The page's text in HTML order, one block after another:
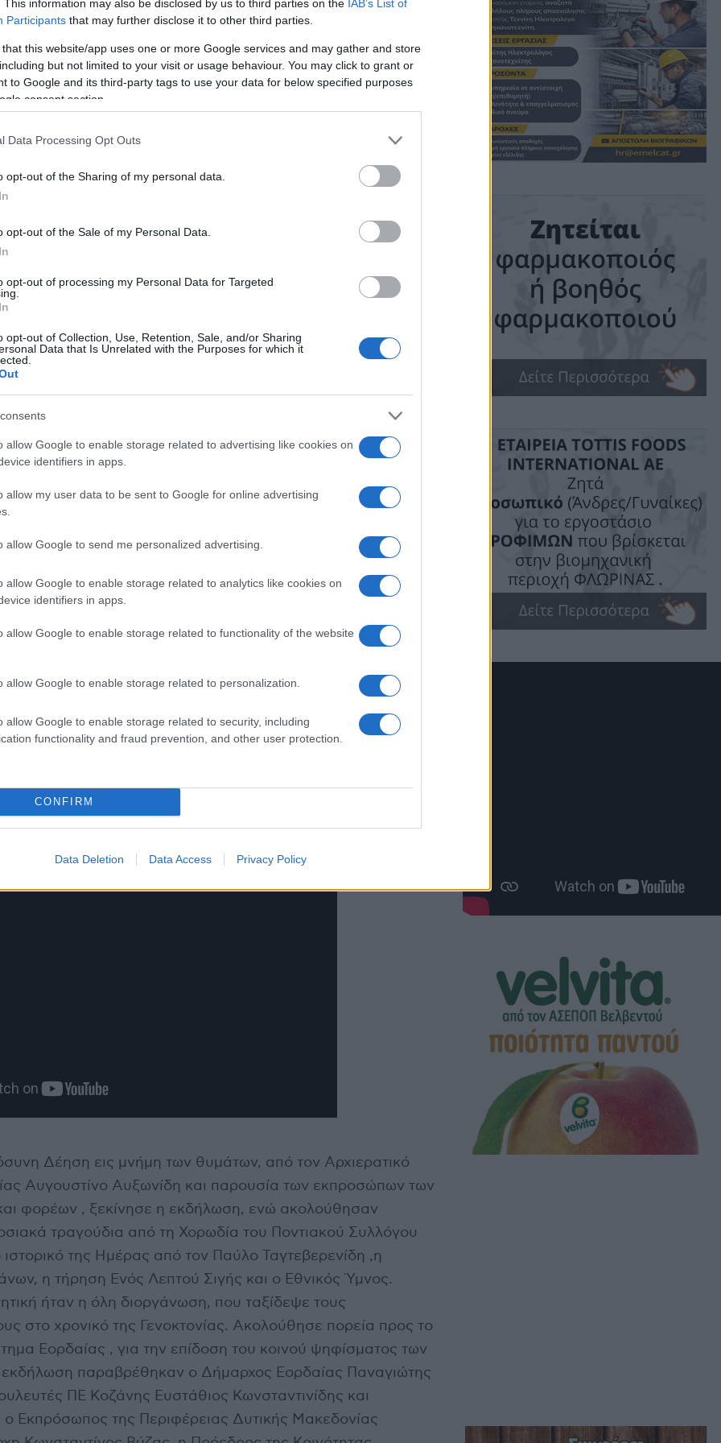
This information may also be disclosed by us to third parties on the IAB’s List of
Participants that may further disclose it to other third parties.
that this website/app uses one or more Google services and may gather and store
but not limited to your visit or usage behaviour. You may click to grant or
to Google and its third-party tags to use your data for below specified purposes
consent section.
Data Processing Opt Outs
opt-out of the Sharing of my personal data.
opt-out of the Sale of my Personal Data.
opt-out of processing my Personal Data for Targeted
opt-out of Collection, Use, Retention, Sale, and/or Sharing
Data that Is Unrelated with the Purposes for which it
allow Google to enable storage related to advertising like cookies on
identifiers in apps.
allow my user data to be sent to Google for online advertising
allow Google to send me personalized advertising.
allow Google to enable storage related to analytics like cookies on
identifiers in apps.
allow Google to enable storage related to functionality of the website
allow Google to enable storage related to personalization.
allow Google to enable storage related to security, including
functionality and fraud prevention, and other user protection.
CONFIRM
Data Deletion Data Access Privacy Policy
στην κοινή
της
της Κούλας
και μάθετε πρώτοι όλες τις ειδήσεις!
η οποία υπήρξε πρωτοπόρα στην απαίτηση της επίσημης
Γενοκτονίας των Ελλήνων του Πόντου , “ζωντάνεψε” για μία
μνήμης” της Γενοκτονίας , στα πλαίσια της κοινής
οι Ποντιακοί Πολιτιστικοί Σύλλογοι της Εορδαίας
περιοχής Δυτικής Μακεδονίας, με το Δήμο Εορδαίας και
Ομοσπονδία Ελλάδος, την 19η Μαΐου 2026 το πρωί στην
της Πόλης.
Δέηση εις μνήμη των θυμάτων, από τον Αρχιερατικό
Αυγουστίνο Αυξωνίδη και παρουσία των εκπροσώπων των
φορέων , ξεκίνησε η εκδήλωση, ενώ ακολούθησαν
τραγούδια από τη Χορωδία του Ποντιακού Συλλόγου
ιστορικό της Ημέρας από τον Παύλο Ταγτεβερενίδη ,η
η τήρηση Ενός Λεπτού Σιγής και ο Εθνικός Ύμνος.
ήταν η όλη διοργάνωση, που ταξίδεψε τους
στο χρονικό της Γενοκτονίας. Ακολούθησε πορεία προς το
Εορδαίας , για την επίδοση του κοινού ψηφίσματος των
παραβρέθηκαν ο Δήμαρχος Εορδαίας Παναγιώτης
ΠΕ Κοζάνης Ευστάθιος Κωνσταντινίδης και
ο Εκπρόσωπος της Περιφέρειας Δυτικής Μακεδονίας